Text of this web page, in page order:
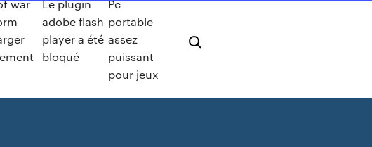
war
Le plugin
adobe flash
player a été
bloqué
Pc
portable
assez
puissant
pour jeux